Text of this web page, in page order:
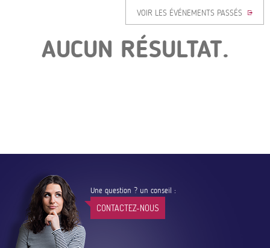
VOIR LES ÉVÉNEMENTS PASSÉS
AUCUN RÉSULTAT.
Une question ? un conseil :
CONTACTEZ-NOUS